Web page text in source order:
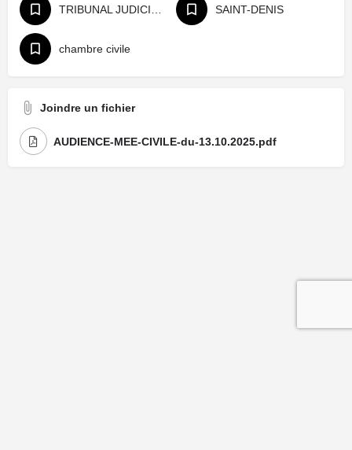
SAINT-DENIS
chambre civile
Joindre un fichier
AUDIENCE-MEE-CIVILE-du-13.10.2025.pdf